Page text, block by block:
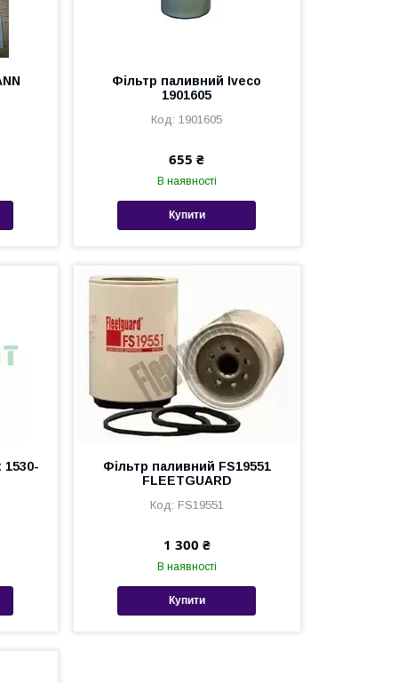
Фільтр паливний Iveco
1901605
1901605
655 ₴
В наявності
Купити
Фільтр паливний FS19551
FLEETGUARD
FS19551
1 300 ₴
В наявності
Купити